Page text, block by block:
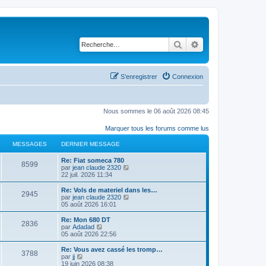
Rechercher
Connexion
S’enregistrer
Nous sommes le 06 août 2026 08:45
Marquer tous les forums comme lus
MESSAGES DERNIER MESSAGE
8599
s
g
D
e
r
n
i
e
r
e
s
s
a
e
Re: Fiat someca 780
par jean claude 2320
i
r
r
22 juil. 2026 11:34
2945
s
D
e
r
n
i
e
r
e
s
s
Re: Vols de materiel dans les…
par jean claude 2320
i
r
05 août 2026 16:01
2836
D
e
r
n
i
e
r
Re: Mon 680 DT
par Adadad
o
i
r
e
05 août 2026 22:56
3788
D
e
r
Re: Vous avez cassé les tromp…
par jj
o
19 juin 2026 08:38